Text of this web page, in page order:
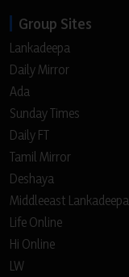
Group Sites
Lankadeepa
Daily Mirror
Ada
Sunday Times
Daily FT
Tamil Mirror
Deshaya
Middleeast Lankadeepa
Life Online
Hi Online
LW